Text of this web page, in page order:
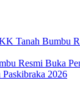
Tanah Bumbu